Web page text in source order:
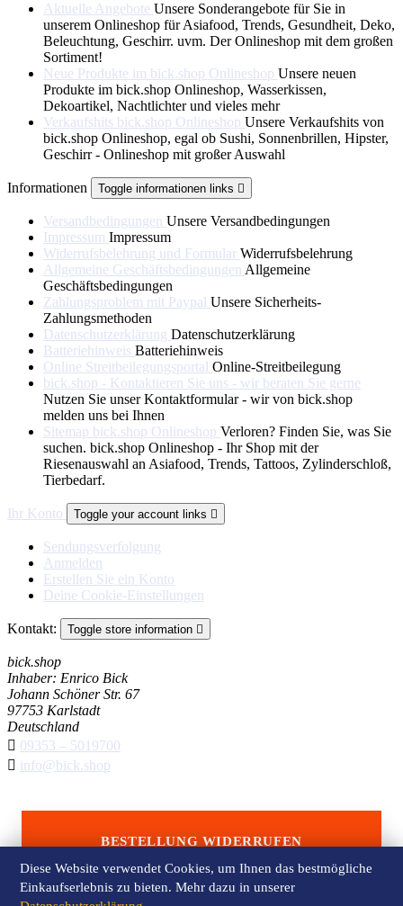
Aktuelle Angebote Unsere Sonderangebote für Sie in
unserem Onlineshop für Asiafood, Trends, Gesundheit, Deko,
Beleuchtung, Geschirr. uvm. Der Onlineshop mit dem großen
Sortiment!
Neue Produkte im bick.shop Onlineshop Unsere neuen
Produkte im bick.shop Onlineshop, Wasserkissen,
Dekoartikel, Nachtlichter und vieles mehr
Verkaufshits bick.shop Onlineshop Unsere Verkaufshits von
bick.shop Onlineshop, egal ob Sushi, Sonnenbrillen, Hipster,
Geschirr - Onlineshop mit großer Auswahl
Informationen Toggle informationen links 
Versandbedingungen Unsere Versandbedingungen
Impressum Impressum
Widerrufsbelehrung und Formular Widerrufsbelehrung
Allgemeine Geschäftsbedingungen Allgemeine
Geschäftsbedingungen
Zahlungsproblem mit Paypal Unsere Sicherheits-
Zahlungsmethoden
Datenschutzerklärung Datenschutzerklärung
Batteriehinweis Batteriehinweis
Online Streitbeilegungsportal Online-Streitbeilegung
bick.shop - Kontaktieren Sie uns - wir beraten Sie gerne
Nutzen Sie unser Kontaktformular - wir von bick.shop
melden uns bei Ihnen
Sitemap bick.shop Onlineshop Verloren? Finden Sie, was Sie
suchen. bick.shop Onlineshop - Ihr Shop mit der
Riesenauswahl an Asiafood, Trends, Tattoos, Zylinderschloß,
Tierbedarf.
Ihr Konto Toggle your account links 
Sendungsverfolgung
Anmelden
Erstellen Sie ein Konto
Deine Cookie-Einstellungen
Kontakt: Toggle store information 
bick.shop
Inhaber: Enrico Bick
Johann Schöner Str. 67
97753 Karlstadt
Deutschland
 09353 – 5019700
 info@bick.shop
BESTELLUNG WIDERRUFEN
Diese Website verwendet Cookies, um Ihnen das bestmögliche
Einkaufserlebnis zu bieten. Mehr dazu in unserer